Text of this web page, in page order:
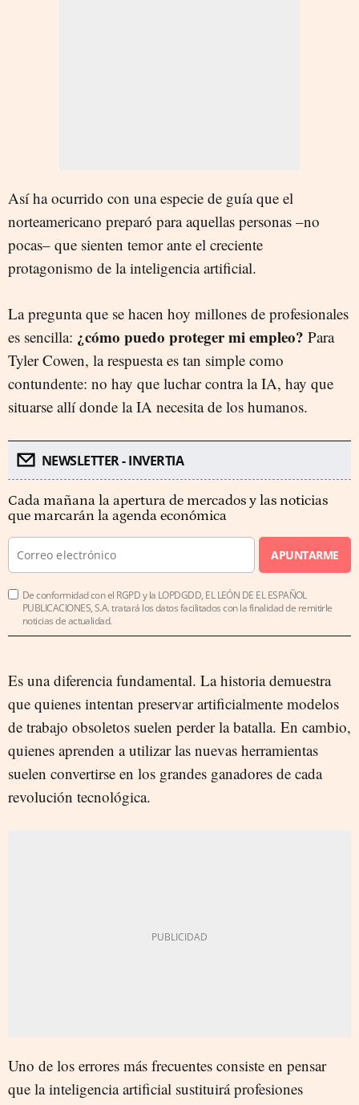
Así ha ocurrido con una especie de guía que el
norteamericano preparó para aquellas personas –no
pocas– que sienten temor ante el creciente
protagonismo de la inteligencia artificial.
La pregunta que se hacen hoy millones de profesionales
es sencilla: ¿cómo puedo proteger mi empleo? Para
Tyler Cowen, la respuesta es tan simple como
contundente: no hay que luchar contra la IA, hay que
situarse allí donde la IA necesita de los humanos.
NEWSLETTER - INVERTIA
Cada mañana la apertura de mercados y las noticias
que marcarán la agenda económica
APUNTARME
De conformidad con el RGPD y la LOPDGDD, EL LEÓN DE EL ESPAÑOL
PUBLICACIONES, S.A. tratará los datos facilitados con la finalidad de remitirle
noticias de actualidad.
Es una diferencia fundamental. La historia demuestra
que quienes intentan preservar artificialmente modelos
de trabajo obsoletos suelen perder la batalla. En cambio,
quienes aprenden a utilizar las nuevas herramientas
suelen convertirse en los grandes ganadores de cada
revolución tecnológica.
Uno de los errores más frecuentes consiste en pensar
que la inteligencia artificial sustituirá profesiones